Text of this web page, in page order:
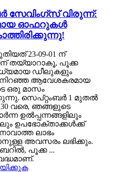
സേവിംഗ്സ് വിരുന്ന്:
ഓഫറുകൾ
23-09-01 ന്
തയ്യാറാകൂ, പൂക്ക
ഡീലുകളും
നിറഞ്ഞ ആവേശകരമായ
ഒരു മാസം
സെപ്റ്റംബർ 1 മുതൽ
വരെ, ഞങ്ങളുടെ
ഉൽപ്പന്നങ്ങളിലും
ഉപഭോക്താക്കൾക്ക്
ലാഭം
അവസരം ലഭിക്കും.
പൂക്ക ...